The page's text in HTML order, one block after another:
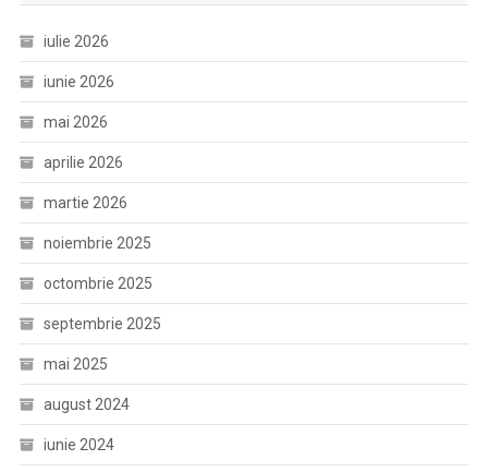
iulie 2026
iunie 2026
mai 2026
aprilie 2026
martie 2026
noiembrie 2025
octombrie 2025
septembrie 2025
mai 2025
august 2024
iunie 2024